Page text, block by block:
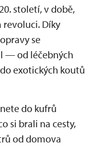
století, v době,
revoluci. Díky
se
— od léčebných
exotických koutů
do kufrů
si brali na cesty,
od domova